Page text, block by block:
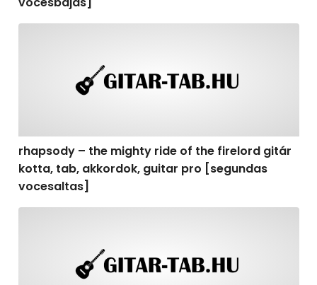
rhapsody – the mighty ride of the firelord gitár
kotta, tab, akkordok, guitar pro [segundas
vocesaltas]